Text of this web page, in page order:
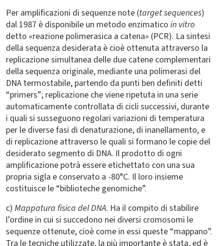
Per amplificazioni di sequenze note (target sequences)
dal 1987 è disponibile un metodo enzimatico in vitro
detto «reazione polimerasica a catena» (PCR). La sintesi
della sequenza desiderata è cioè ottenuta attraverso la
replicazione simultanea delle due catene complementari
della sequenza originale, mediante una polimerasi del
DNA termostabile, partendo da punti ben definiti detti
“primers”; replicazione che viene ripetuta in una serie
automaticamente controllata di cicli successivi, durante
i quali si susseguono regolari variazioni di temperatura
per le diverse fasi di denaturazione, di inanellamento, e
di replicazione attraverso le quali si formano le copie del
desiderato segmento di DNA. Il prodotto di ogni
amplificazione potrà essere etichettato con una sua
propria sigla e conservato a -80°C. Il loro insieme
costituisce le “biblioteche genomiche”.
c) Mappatura fisica del DNA. Ha il compito di stabilire
l’ordine in cui si succedono nei diversi cromosomi le
sequenze ottenute, cioè come in essi queste “mappano”.
Tra le tecniche utilizzate, la più importante è stata, ed è